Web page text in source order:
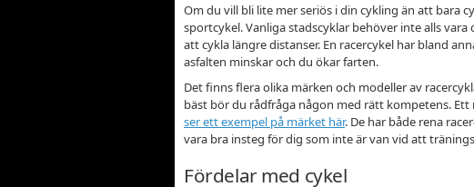
Om du vill bli lite mer seriös i din cykling än att bara
sportcykel. Vanliga stadscyklar behöver inte alls
att cykla längre distanser. En racercykel har bland
asfalten minskar och du ökar farten.
Det finns flera olika märken och modeller av
bäst bör du rådfråga någon med rätt kompetens.
ser ett exempel på märket här. De har både rena
vara bra insteg för dig som inte är van vid att
Fördelar med cykel